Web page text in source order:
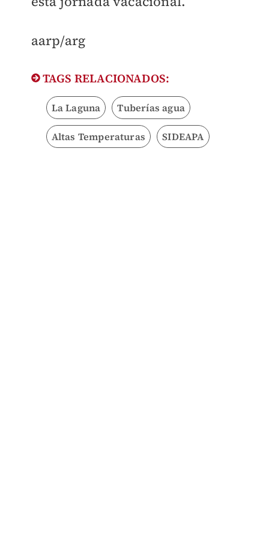
aarp/arg
TAGS RELACIONADOS:
La Laguna Tuberías agua
Altas Temperaturas SIDEAPA